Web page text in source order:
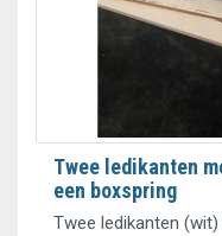
Twee ledikanten
een boxspring
Twee ledikanten